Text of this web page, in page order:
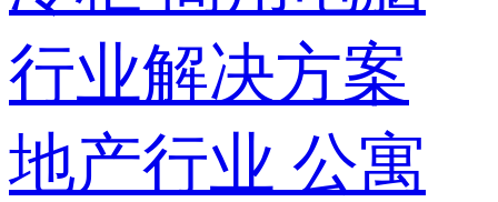
行业解决方案
地产行业 公寓